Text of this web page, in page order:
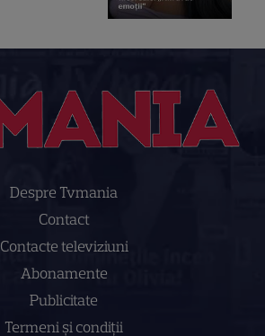
Despre Tvmania
Contact
Contacte televiziuni
Abonamente
Publicitate
Termeni și condiții